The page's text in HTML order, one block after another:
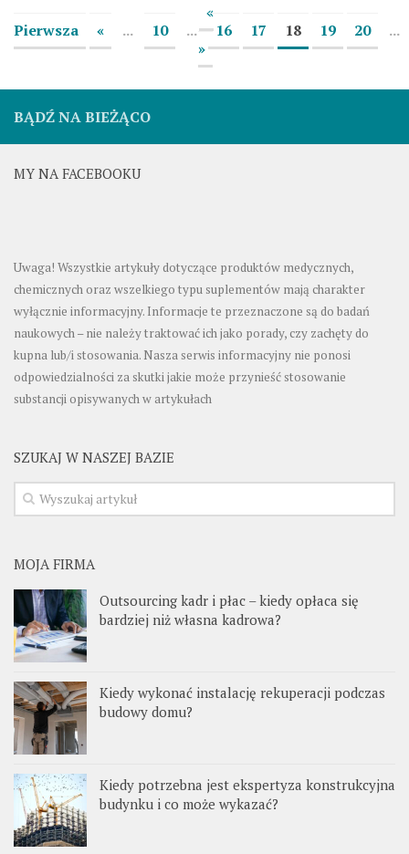
«
Pierwsza
« ... 10 ... 16 17 18 19 20
...
»
BĄDŹ NA BIEŻĄCO
MY NA FACEBOOKU
Uwaga! Wszystkie artykuły dotyczące produktów medycznych,
chemicznych oraz wszelkiego typu suplementów mają charakter
wyłącznie informacyjny. Informacje te przeznaczone są do badań
naukowych – nie należy traktować ich jako porady, czy zachęty do
kupna lub/i stosowania. Nasza serwis informacyjny nie ponosi
odpowiedzialności za skutki jakie może przynieść stosowanie
substancji opisywanych w artykułach
SZUKAJ W NASZEJ BAZIE
MOJA FIRMA
Outsourcing kadr i płac – kiedy opłaca się
bardziej niż własna kadrowa?
Kiedy wykonać instalację rekuperacji podczas
budowy domu?
Kiedy potrzebna jest ekspertyza konstrukcyjna
budynku i co może wykazać?